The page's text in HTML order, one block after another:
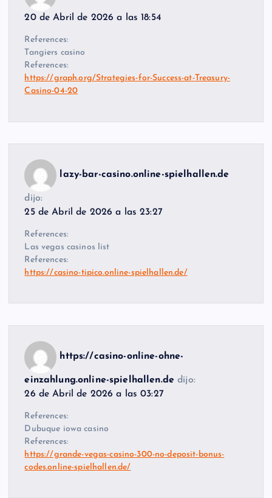
20 de Abril de 2026 a las 18:54
References:
Tangiers casino
References:
https://graph.org/Strategies-for-Success-at-Treasury-
Casino-04-20
lazy-bar-casino.online-spielhallen.de
dijo:
25 de Abril de 2026 a las 23:27
References:
Las vegas casinos list
References:
https://casino-tipico.online-spielhallen.de/
https://casino-online-ohne-
einzahlung.online-spielhallen.de dijo:
26 de Abril de 2026 a las 03:27
References:
Dubuque iowa casino
References:
https://grande-vegas-casino-300-no-deposit-bonus-
codes.online-spielhallen.de/